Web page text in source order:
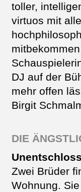
toller,
virtuos mit
DJ auf der
mehr offen
Birgit
DIE
Zwei Brüder
Wohnung.